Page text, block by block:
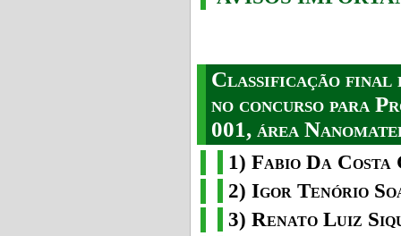
Classificação final
no concurso para
001, área
1) Fabio Da
2) Igor Tenório
3) Renato Luiz